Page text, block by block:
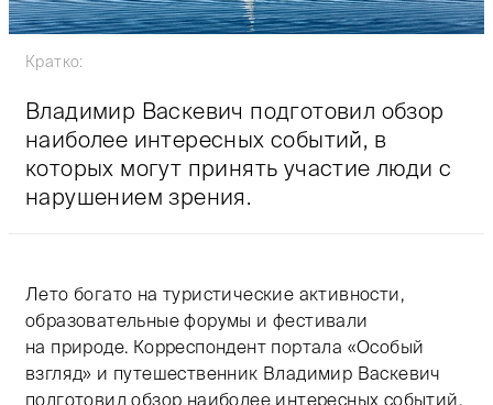
Кратко:
Владимир Васкевич подготовил обзор
наиболее интересных событий, в
которых могут принять участие люди с
нарушением зрения.
Лето богато на туристические активности,
образовательные форумы и фестивали
на природе. Корреспондент портала «Особый
взгляд» и путешественник Владимир Васкевич
подготовил обзор наиболее интересных событий.